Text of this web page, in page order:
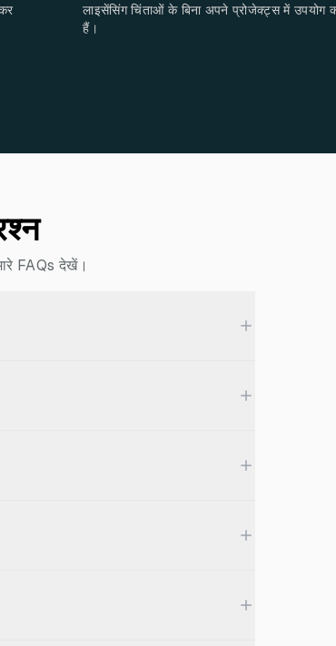
लाइसेंसिंग चिंताओं के बिना अपने प्रोजेक्ट्स में
हैं।
FAQs देखें।